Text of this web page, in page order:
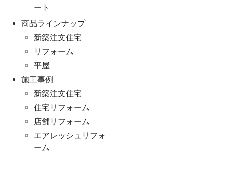
ート
商品ラインナップ
新築注文住宅
リフォーム
平屋
施工事例
新築注文住宅
住宅リフォーム
店舗リフォーム
エアレッシュリフォ
ーム